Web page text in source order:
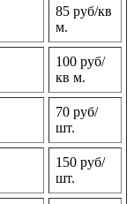
85 руб/кв
м.
100 руб/
кв м.
70 руб/
шт.
150 руб/
шт.